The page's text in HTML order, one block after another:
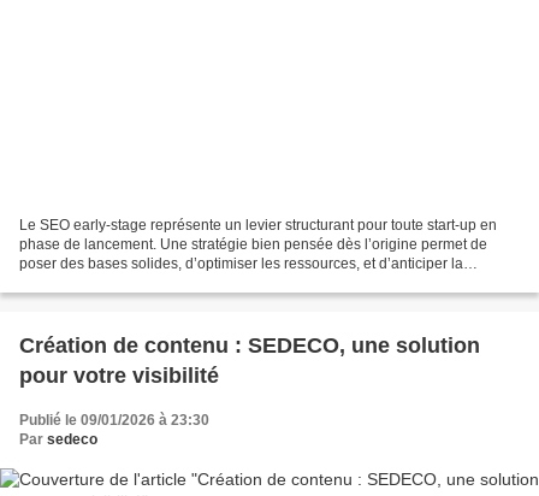
Le SEO early-stage représente un levier structurant pour toute start-up en
phase de lancement. Une stratégie bien pensée dès l’origine permet de
poser des bases solides, d’optimiser les ressources, et d’anticiper la
Création de contenu : SEDECO, une solution
pour votre visibilité
Publié le 09/01/2026 à 23:30
Par sedeco